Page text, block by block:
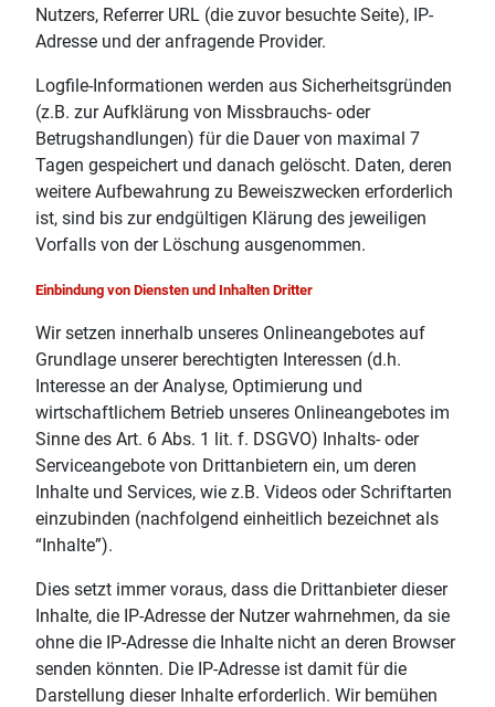
Nutzers, Referrer URL (die zuvor besuchte Seite), IP-
Adresse und der anfragende Provider.
Logfile-Informationen werden aus Sicherheitsgründen
(z.B. zur Aufklärung von Missbrauchs- oder
Betrugshandlungen) für die Dauer von maximal 7
Tagen gespeichert und danach gelöscht. Daten, deren
weitere Aufbewahrung zu Beweiszwecken erforderlich
ist, sind bis zur endgültigen Klärung des jeweiligen
Vorfalls von der Löschung ausgenommen.
Einbindung von Diensten und Inhalten Dritter
Wir setzen innerhalb unseres Onlineangebotes auf
Grundlage unserer berechtigten Interessen (d.h.
Interesse an der Analyse, Optimierung und
wirtschaftlichem Betrieb unseres Onlineangebotes im
Sinne des Art. 6 Abs. 1 lit. f. DSGVO) Inhalts- oder
Serviceangebote von Drittanbietern ein, um deren
Inhalte und Services, wie z.B. Videos oder Schriftarten
einzubinden (nachfolgend einheitlich bezeichnet als
“Inhalte”).
Dies setzt immer voraus, dass die Drittanbieter dieser
Inhalte, die IP-Adresse der Nutzer wahrnehmen, da sie
ohne die IP-Adresse die Inhalte nicht an deren Browser
senden könnten. Die IP-Adresse ist damit für die
Darstellung dieser Inhalte erforderlich. Wir bemühen